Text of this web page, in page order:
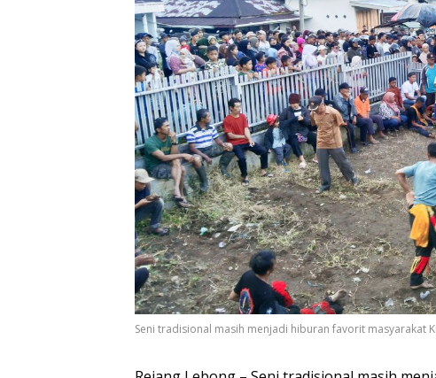
Seni tradisional masih menjadi hiburan favorit masyarakat